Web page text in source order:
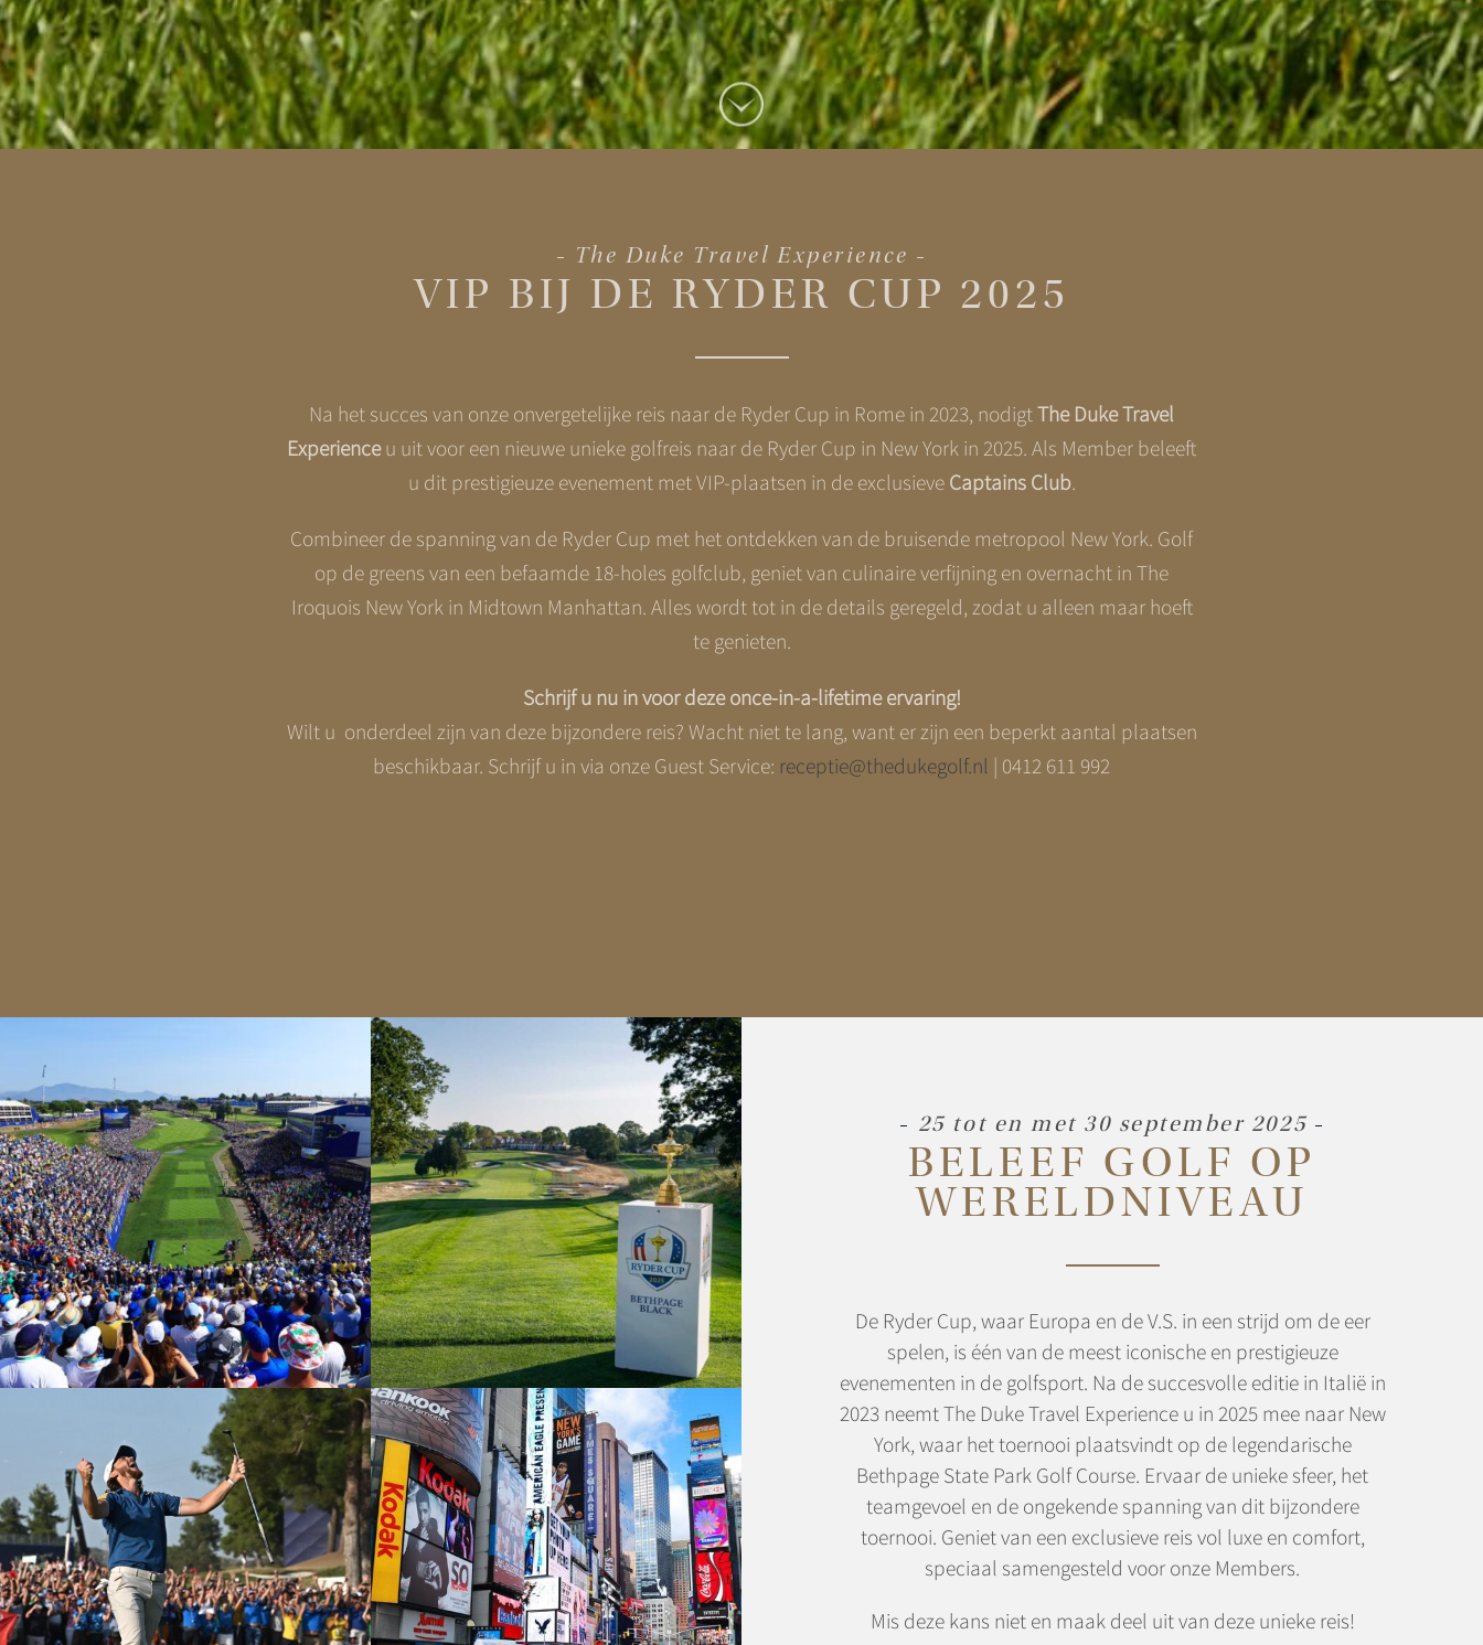
The Duke Travel Experience
VIP BIJ DE RYDER CUP 2025
Na het succes van onze onvergetelijke reis naar de Ryder Cup in Rome in 2023, nodigtThe Duke Travel
Experienceu uit voor een nieuwe unieke golfreis naar de Ryder Cup in New York in 2025. Als Member beleeft
u dit prestigieuze evenement met VIP-plaatsen in de exclusieve Captains Club.
Combineer de spanning van de Ryder Cup met het ontdekken van de bruisende metropool New York. Golf
op de greens van een befaamde 18-holes golfclub, geniet van culinaire verfijning en overnacht in The
Iroquois New York in Midtown Manhattan. Alles wordt tot in de details geregeld, zodat u alleen maar hoeft
te genieten.
Schrijf u nu in voor deze once-in-a-lifetime ervaring!
Wilt u onderdeel zijn van deze bijzondere reis? Wacht niet te lang, want er zijn een beperkt aantal plaatsen
beschikbaar. Schrijf u in via onze Guest Service: receptie@thedukegolf.nl | 0412 611 992
25 tot en met 30 september 2025
BELEEF GOLF OP
WERELDNIVEAU
De Ryder Cup, waar Europa en de V.S. in een strijd om de eer
spelen, is één van de meest iconische en prestigieuze
evenementen in de golfsport. Na de succesvolle editie in Italië in
2023 neemt The Duke Travel Experience u in 2025 mee naar New
York, waar het toernooi plaatsvindt op de legendarische
Bethpage State Park Golf Course. Ervaar de unieke sfeer, het
teamgevoel en de ongekende spanning van dit bijzondere
toernooi. Geniet van een exclusieve reis vol luxe en comfort,
speciaal samengesteld voor onze Members.
Mis deze kans niet en maak deel uit van deze unieke reis!